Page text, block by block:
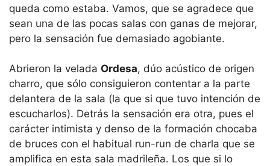
queda como estaba. Vamos, que se agradece que
sean una de las pocas salas con ganas de mejorar,
pero la sensación fue demasiado agobiante.
Abrieron la velada Ordesa, dúo acústico de origen
charro, que sólo consiguieron contentar a la parte
delantera de la sala (la que si que tuvo intención de
escucharlos). Detrás la sensación era otra, pues el
carácter intimista y denso de la formación chocaba
de bruces con el habitual run-run de charla que se
amplifica en esta sala madrileña. Los que si lo